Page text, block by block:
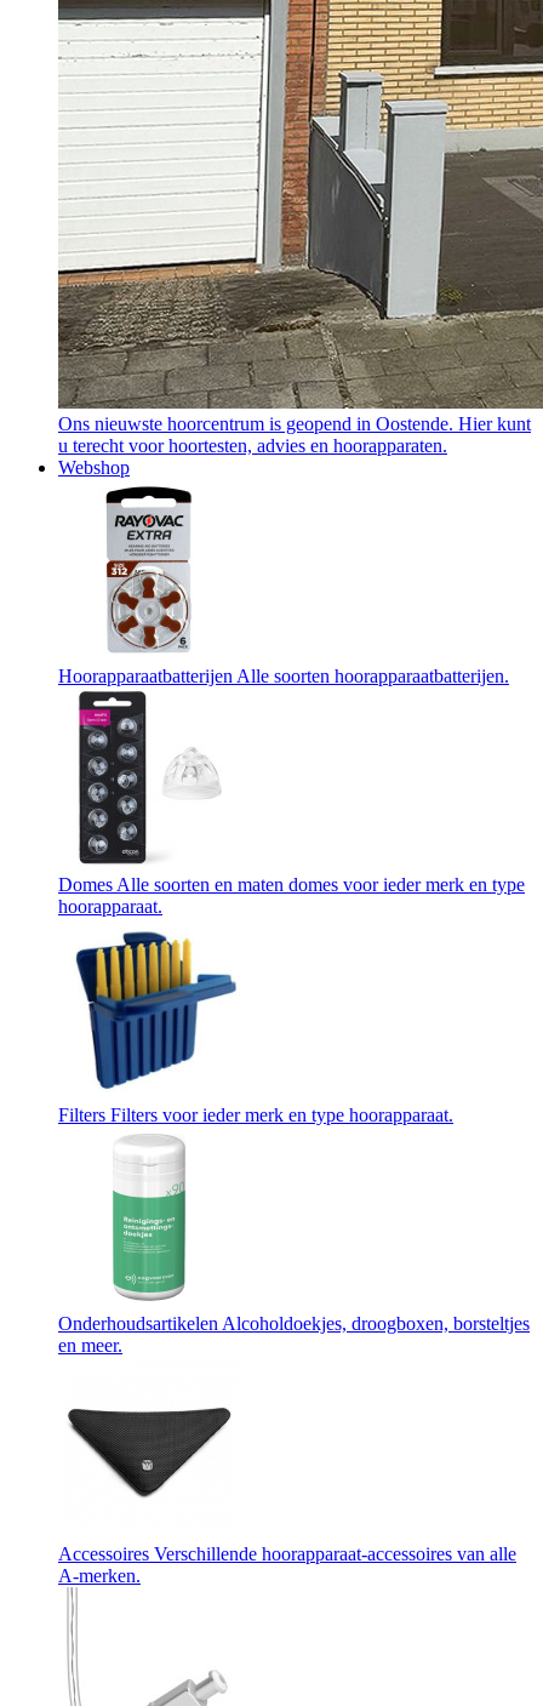
Ons nieuwste hoorcentrum is geopend in Oostende. Hier kunt
u terecht voor hoortesten, advies en hoorapparaten.
Webshop
Hoorapparaatbatterijen Alle soorten hoorapparaatbatterijen.
Domes Alle soorten en maten domes voor ieder merk en type
hoorapparaat.
Filters Filters voor ieder merk en type hoorapparaat.
Onderhoudsartikelen Alcoholdoekjes, droogboxen, borsteltjes
en meer.
Accessoires Verschillende hoorapparaat-accessoires van alle
A-merken.